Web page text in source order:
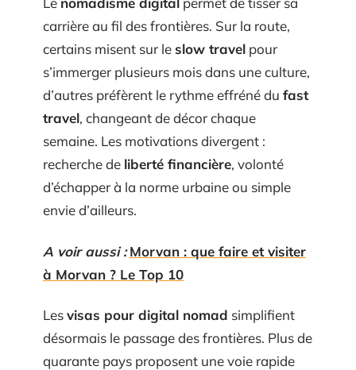
carrière au fil des frontières. Sur la route,
certains misent sur leslow travel pour
s’immerger plusieurs mois dans une culture,
d’autres préfèrent le rythme effréné du fast
travel, changeant de décor chaque
semaine. Les motivations divergent :
recherche de liberté financière, volonté
d’échapper à la norme urbaine ou simple
envie d’ailleurs.
A voir aussi : Morvan : que faire et visiter
à Morvan ? Le Top 10
Lesvisas pour digital nomad simplifient
désormais le passage des frontières. Plus de
quarante pays proposent une voie rapide